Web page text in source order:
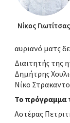
Νίκος Γιωτίτσας
αυριανό ματς
Διαιτητής της
Δημήτρης
Νίκο
Το πρόγραμμα
Αστέρας